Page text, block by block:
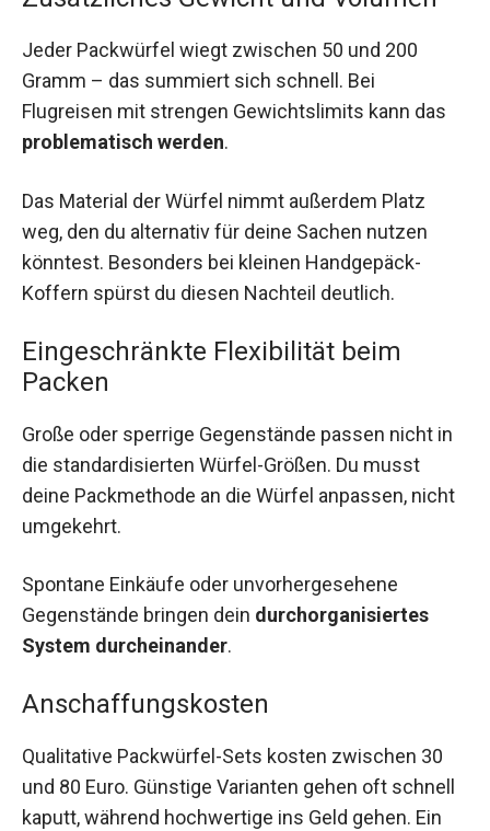
Jeder Packwürfel wiegt zwischen 50 und 200
Gramm – das summiert sich schnell. Bei
Flugreisen mit strengen Gewichtslimits kann das
problematisch werden.
Das Material der Würfel nimmt außerdem Platz
weg, den du alternativ für deine Sachen nutzen
könntest. Besonders bei kleinen Handgepäck-
Koffern spürst du diesen Nachteil deutlich.
Eingeschränkte Flexibilität beim
Packen
Große oder sperrige Gegenstände passen nicht in
die standardisierten Würfel-Größen. Du musst
deine Packmethode an die Würfel anpassen, nicht
umgekehrt.
Spontane Einkäufe oder unvorhergesehene
Gegenstände bringen dein durchorganisiertes
System durcheinander.
Anschaffungskosten
Qualitative Packwürfel-Sets kosten zwischen 30
und 80 Euro. Günstige Varianten gehen oft schnell
kaputt, während hochwertige ins Geld gehen. Ein